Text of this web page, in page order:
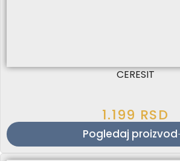
CERESIT
1.199 RSD
Pogledaj proizvod